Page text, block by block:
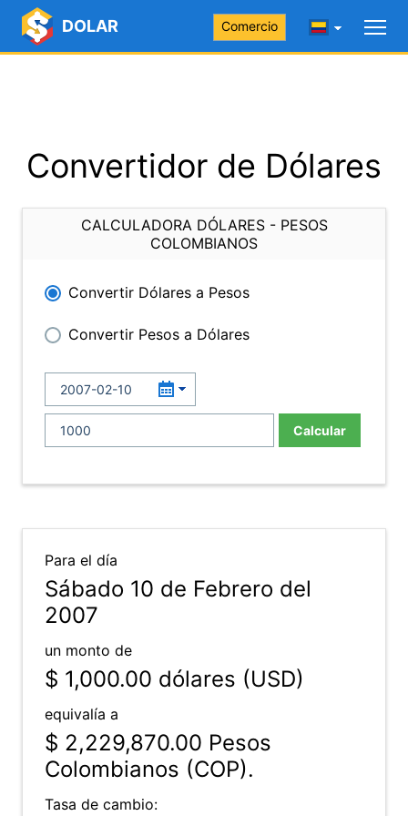
DOLAR Comercio
Convertidor de Dólares
CALCULADORA DÓLARES - PESOS
COLOMBIANOS
Convertir Dólares a Pesos
Convertir Pesos a Dólares
Calcular
Para el día
Sábado 10 de Febrero del
2007
un monto de
$ 1,000.00 dólares (USD)
equivalía a
$ 2,229,870.00 Pesos
Colombianos (COP).
Tasa de cambio: